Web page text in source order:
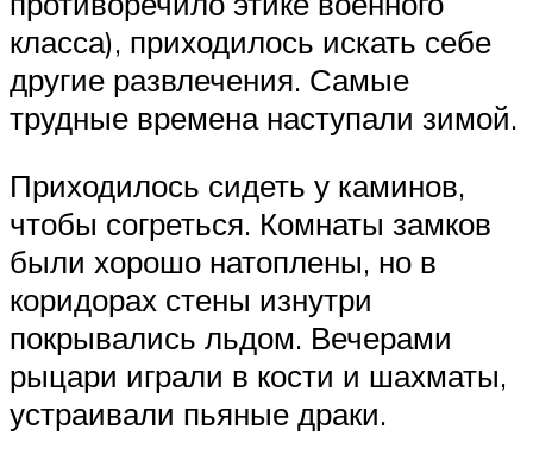
класса), приходилось искать себе
другие развлечения. Самые
трудные времена наступали зимой.
Приходилось сидеть у каминов,
чтобы согреться. Комнаты замков
были хорошо натоплены, но в
коридорах стены изнутри
покрывались льдом. Вечерами
рыцари играли в кости и шахматы,
устраивали пьяные драки.